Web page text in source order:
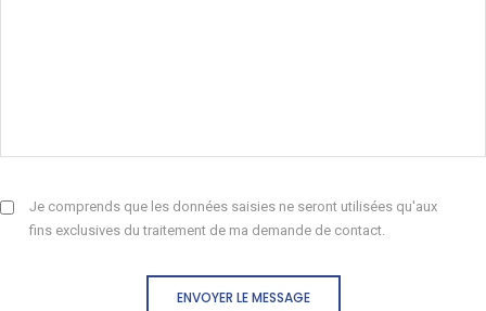
Je comprends que les données saisies ne seront utilisées qu'aux
fins exclusives du traitement de ma demande de contact.
ENVOYER LE MESSAGE